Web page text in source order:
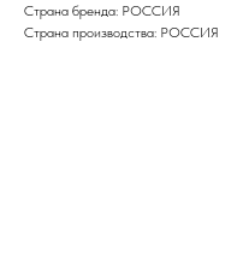
Страна бренда: РОССИЯ
Страна производства: РОССИЯ